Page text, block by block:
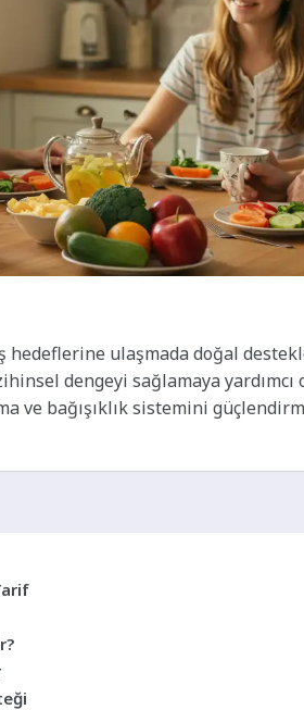
hedeflerine ulaşmada doğal
dengeyi sağlamaya yardımcı
ve bağışıklık sistemini